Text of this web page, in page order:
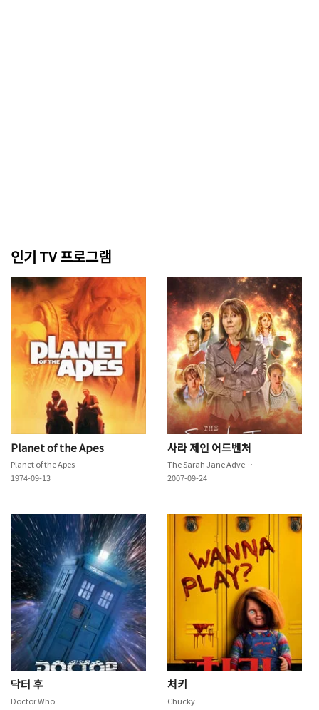
인기 TV 프로그램
Planet of the Apes
Planet of the Apes
1974-09-13
사라 제인 어드벤처
The Sarah Jane Adventures
2007-09-24
닥터 후
Doctor Who
처키
Chucky